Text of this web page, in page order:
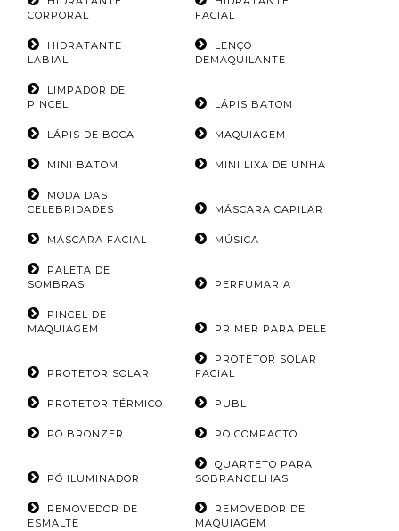
CORPORAL
FACIAL
HIDRATANTE
LABIAL
LENÇO
DEMAQUILANTE
LIMPADOR DE
PINCEL
LÁPIS BATOM
LÁPIS DE BOCA MAQUIAGEM
MINI BATOM MINI LIXA DE UNHA
MODA DAS
CELEBRIDADES
MÁSCARA CAPILAR
MÁSCARA FACIAL MÚSICA
PALETA DE
SOMBRAS
PERFUMARIA
PINCEL DE
MAQUIAGEM
PRIMER PARA PELE
PROTETOR SOLAR
PROTETOR SOLAR
FACIAL
PROTETOR TÉRMICO PUBLI
PÓ BRONZER PÓ COMPACTO
PÓ ILUMINADOR
QUARTETO PARA
SOBRANCELHAS
REMOVEDOR DE
ESMALTE
REMOVEDOR DE
MAQUIAGEM